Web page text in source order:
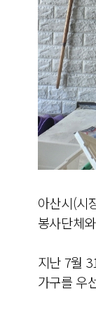
아산시(시
봉사단체
지난 7월
가구를 우